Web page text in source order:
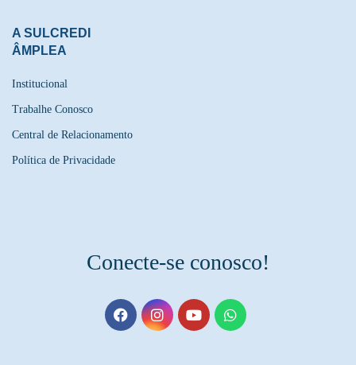
A SULCREDI
ÂMPLEA
Institucional
Trabalhe Conosco
Central de Relacionamento
Política de Privacidade
Conecte-se conosco!